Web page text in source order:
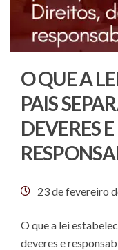
O QUE A
PAIS
DEVERES E
23 de fevereiro
O que a lei
deveres e